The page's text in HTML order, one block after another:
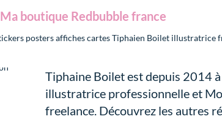
Ma boutique Redbubble france
Tiphaine Boilet est depuis 2014
illustratrice professionnelle et
freelance. Découvrez les autres